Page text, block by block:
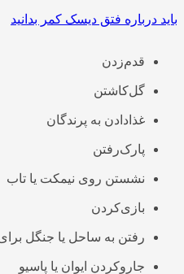
باید درباره فتق دیسک کمر بدانید
قدم‌زدن
گل‌کاشتن
غذادادن به پرندگان
پارک‌رفتن
نشستن روی نیمکت یا تاب
بازی‌کردن
رفتن به ساحل یا جنگل
جاروکردن ایوان یا پاسیو